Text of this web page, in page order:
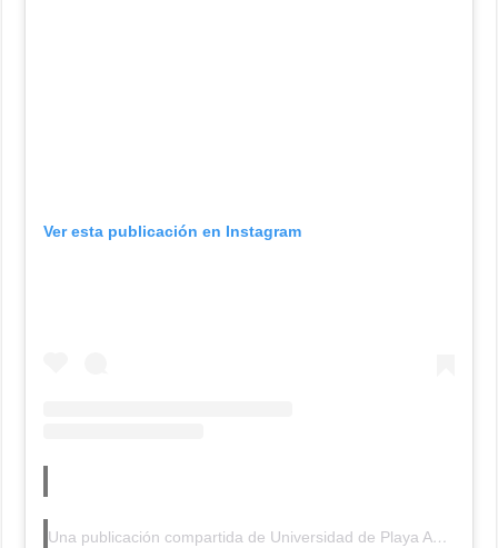
Ver esta publicación en Instagram
Una publicación compartida de Universidad de Playa Ancha (@upla_comunica)